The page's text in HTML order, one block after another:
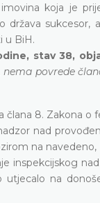
koja je
država
u BiH.
stav 38,
povrede
8. Zakona o
nad
na
inspekcijskog
utjecalo na